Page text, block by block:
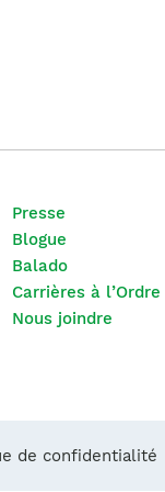
Presse
Blogue
Balado
Carrières à l’Ordre
Nous joindre
de confidentialité